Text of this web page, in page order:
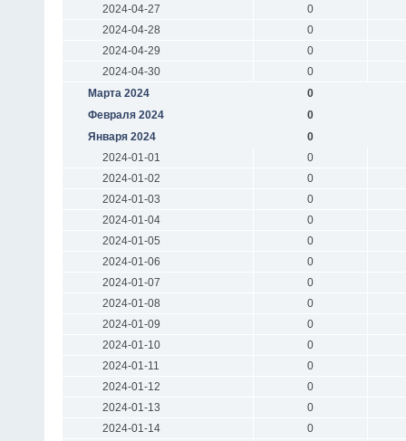
2024-04-27
0
2024-04-28
0
2024-04-29
0
2024-04-30
0
Марта 2024
0
Февраля 2024
0
Января 2024
0
2024-01-01
0
2024-01-02
0
2024-01-03
0
2024-01-04
0
2024-01-05
0
2024-01-06
0
2024-01-07
0
2024-01-08
0
2024-01-09
0
2024-01-10
0
2024-01-11
0
2024-01-12
0
2024-01-13
0
2024-01-14
0